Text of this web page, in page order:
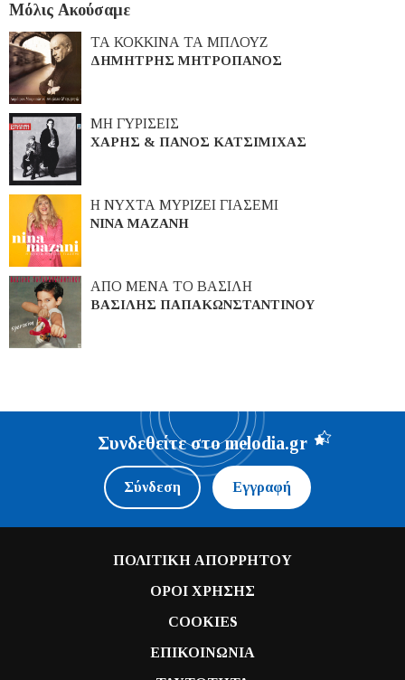
Μόλις Ακούσαμε
ΤΑ ΚΟΚΚΙΝΑ ΤΑ ΜΠΛΟΥΖ
ΔΗΜΗΤΡΗΣ ΜΗΤΡΟΠΑΝΟΣ
ΜΗ ΓΥΡΙΣΕΙΣ
ΧΑΡΗΣ & ΠΑΝΟΣ ΚΑΤΣΙΜΙΧΑΣ
Η ΝΥΧΤΑ ΜΥΡΙΖΕΙ ΓΙΑΣΕΜΙ
ΝΙΝΑ ΜΑΖΑΝΗ
ΑΠΟ ΜΕΝΑ ΤΟ ΒΑΣΙΛΗ
ΒΑΣΙΛΗΣ ΠΑΠΑΚΩΝΣΤΑΝΤΙΝΟΥ
Συνδεθείτε στο melodia.gr
Σύνδεση Εγγραφή
ΠΟΛΙΤΙΚΗ ΑΠΟΡΡΗΤΟΥ
ΟΡΟΙ ΧΡΗΣΗΣ
COOKIES
ΕΠΙΚΟΙΝΩΝΙΑ